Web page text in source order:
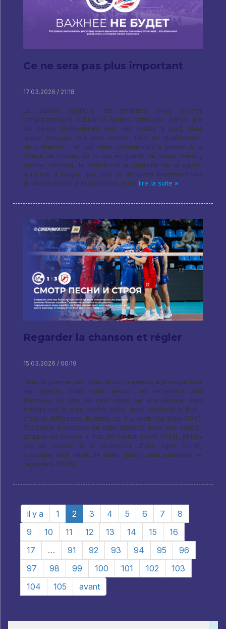
Ce ne sera pas plus important
17.03.2026 / 21:18
La saison régulière est terminée, vous pouvez
temporairement oublier la routine habituelle, parce que
les séries éliminatoires sont une réalité à part, dans
lequel presque tout peut arriver. Tour de qualification,
deux matchs – et soit vous commencez à penser à la
Coupe de Russie, ou tu vas en quarts de finale. Viens y
penser, Demain, le match clé à domicile de la saison
aura lieu à Surgut. que, tout se décidera finalement lors
du match retour à Krasnoïarsk, mais lire la suite »
Regarder la chanson et régler
15.03.2026 / 00:19
Dans le premier set, nous étions meilleurs à presque tous
les égards, mais nous avons fait nettement plus
d'erreurs. Le sale jeu s’est soldé par une défaite.: sept
erreurs sur le bloc contre trois, deux crochets à filet -
c'est la différence. Et entre ça, il y avait l'as Slavi (10:9),
Réception d'Andreev du côté adverse avec une contre-
attaque de Masko + l'as de Nikitin avant (11:14), Kirillov
tire en touche à la recherche d'une ligne (13:16),
classique déjà chute de balle, quand deux passeurs se
regardent (16:18)...
il y a 1 2 3 4 5 6 7
8
9
10 11 12 13 14 15
16
17
… 91 92 93 94 95
96
97
98 99 100 101 102
103
104
105 avant